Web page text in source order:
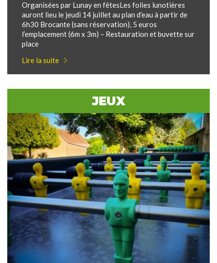
Organisées par Lunay en fêtesLes folies lunotières
auront lieu le jeudi 14 juillet au plan d’eau à partir de
6h30 Brocante (sans réservation), 5 euros
l’emplacement (6m x 3m) – Restauration et buvette sur
place
Lire la suite
JEUX